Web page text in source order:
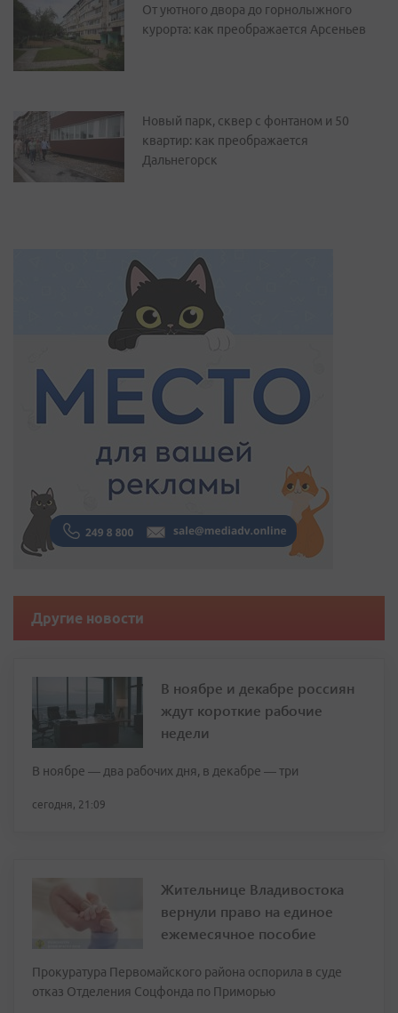
От уютного двора до горнолыжного
курорта: как преображается Арсеньев
Новый парк, сквер с фонтаном и 50
квартир: как преображается
Дальнегорск
Другие новости
В ноябре и декабре россиян
ждут короткие рабочие
недели
В ноябре — два рабочих дня, в декабре — три
сегодня, 21:09
Жительнице Владивостока
вернули право на единое
ежемесячное пособие
Прокуратура Первомайского района оспорила в суде
отказ Отделения Соцфонда по Приморью